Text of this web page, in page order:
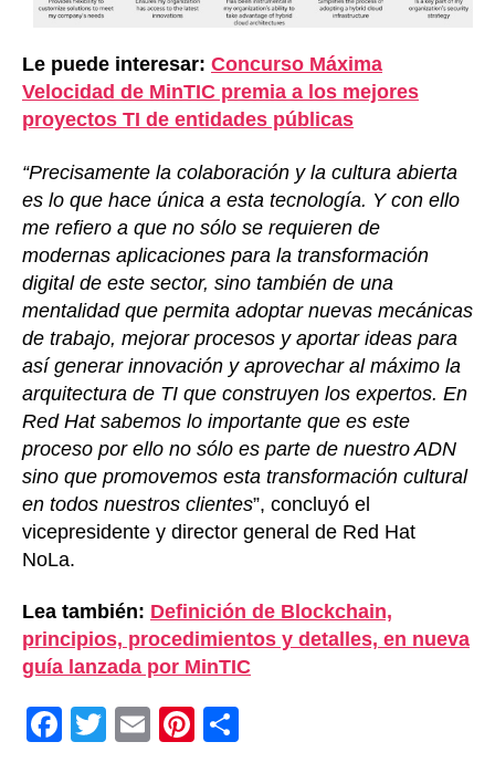
Le puede interesar: Concurso Máxima
Velocidad de MinTIC premia a los mejores
proyectos TI de entidades públicas
“Precisamente la colaboración y la cultura abierta
es lo que hace única a esta tecnología. Y con ello
me refiero a que no sólo se requieren de
modernas aplicaciones para la transformación
digital de este sector, sino también de una
mentalidad que permita adoptar nuevas mecánicas
de trabajo, mejorar procesos y aportar ideas para
así generar innovación y aprovechar al máximo la
arquitectura de TI que construyen los expertos. En
Red Hat sabemos lo importante que es este
proceso por ello no sólo es parte de nuestro ADN
sino que promovemos esta transformación cultural
en todos nuestros clientes”, concluyó el
vicepresidente y director general de Red Hat
NoLa.
Lea también: Definición de Blockchain,
principios, procedimientos y detalles, en nueva
guía lanzada por MinTIC
F
T
E
Pi